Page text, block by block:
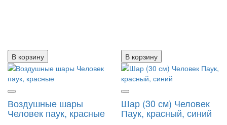
В корзину В корзину
Воздушные шары
Человек паук, красные
Шар (30 см) Человек
Паук, красный, синий